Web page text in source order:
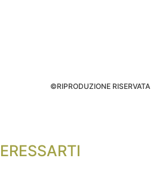
©RIPRODUZIONE RISERVATA